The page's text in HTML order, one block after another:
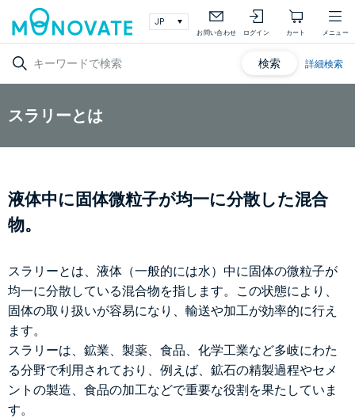
お問い合わせ ログイン カート メニュー
検索 詳細検索
スラリーとは
液体中に固体微粒子が均一に分散した混合
物。
スラリーとは、液体（一般的には水）中に固体の微粒子が
均一に分散している混合物を指します。この状態により、
固体の取り扱いが容易になり、輸送や加工が効率的に行え
ます。
スラリーは、鉱業、製薬、食品、化学工業など多岐にわた
る分野で利用されており、例えば、鉱石の精製過程やセメ
ントの製造、食品の加工などで重要な役割を果たしていま
す。